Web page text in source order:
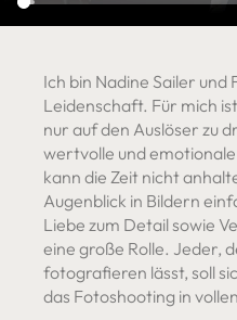
Ich bin Nadine Sailer
Leidenschaft. Für mich
nur auf den Auslöser zu
wertvolle und
kann die Zeit nicht
Augenblick in Bildern
Liebe zum Detail sowie
eine große Rolle. Jeder,
fotografieren lässt, soll
das Fotoshooting in